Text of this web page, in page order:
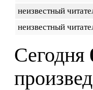
неизвестный
неизвестный
Сегодня